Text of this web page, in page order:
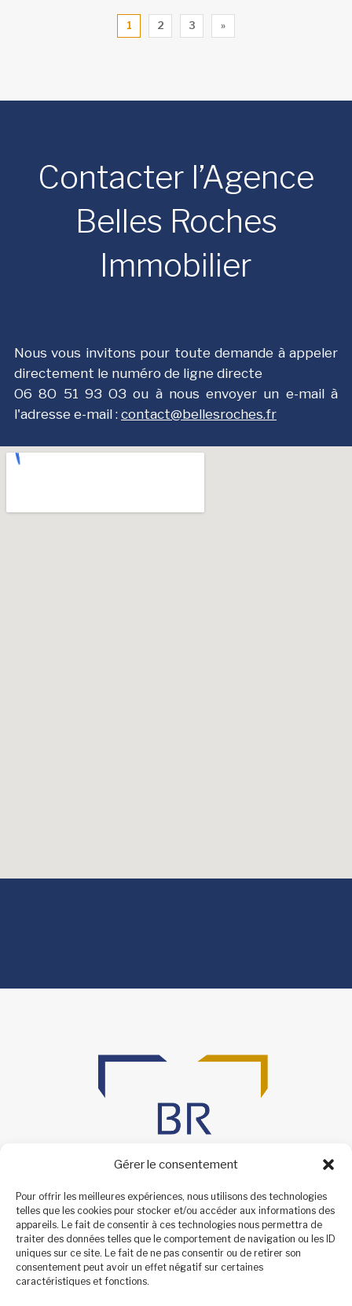
Gérer le consentement
Pour offrir les meilleures expériences, nous utilisons des technologies
telles que les cookies pour stocker et/ou accéder aux informations des
appareils. Le fait de consentir à ces technologies nous permettra de
traiter des données telles que le comportement de navigation ou les ID
uniques sur ce site. Le fait de ne pas consentir ou de retirer son
consentement peut avoir un effet négatif sur certaines
caractéristiques et fonctions.
1 2 3 »
Contacter l’Agence
Belles Roches
Immobilier
Nous vous invitons pour toute demande à appeler
directement le numéro de ligne directe
О6 8О 51 9З ОЗ ou à nous envoyer un e-mail à
l'adresse e-mail : contact@bellesroches.fr